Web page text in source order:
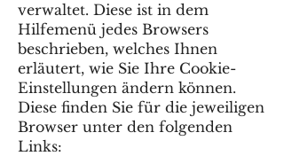
verwaltet. Diese ist in dem
Hilfemenü jedes Browsers
beschrieben, welches Ihnen
erläutert, wie Sie Ihre Cookie-
Einstellungen ändern können.
Diese finden Sie für die jeweiligen
Browser unter den folgenden
Links: